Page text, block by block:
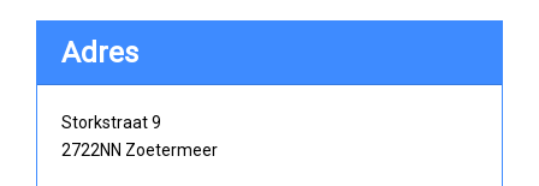
Adres
Storkstraat 9
2722NN Zoetermeer